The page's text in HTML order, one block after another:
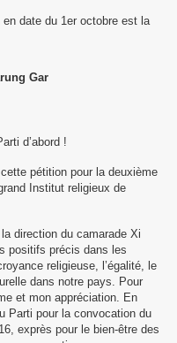
date du 1er octobre est la
Gar
d’abord !
pétition pour la deuxième
Institut religieux de
direction du camarade Xi
positifs précis dans les
religieuse, l’égalité, le
dans notre pays. Pour
et mon appréciation. En
Parti pour la convocation du
exprès pour le bien-être des